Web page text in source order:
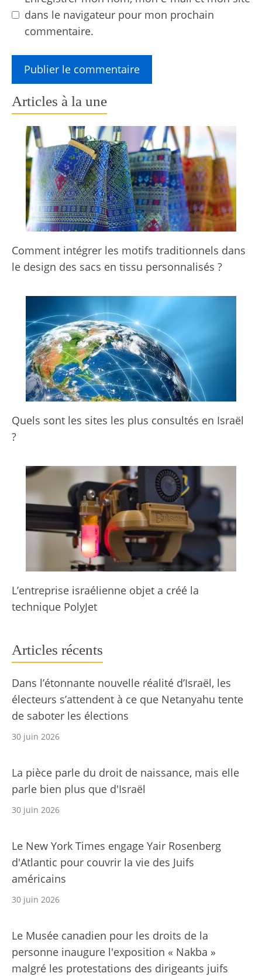
dans le navigateur pour mon prochain
commentaire.
Articles à la une
Comment intégrer les motifs traditionnels dans
le design des sacs en tissu personnalisés ?
Quels sont les sites les plus consultés en Israël
?
L’entreprise israélienne objet a créé la
technique PolyJet
Articles récents
Dans l’étonnante nouvelle réalité d’Israël, les
électeurs s’attendent à ce que Netanyahu tente
de saboter les élections
30 juin 2026
La pièce parle du droit de naissance, mais elle
parle bien plus que d'Israël
30 juin 2026
Le New York Times engage Yair Rosenberg
d'Atlantic pour couvrir la vie des Juifs
américains
30 juin 2026
Le Musée canadien pour les droits de la
personne inaugure l'exposition « Nakba »
malgré les protestations des dirigeants juifs